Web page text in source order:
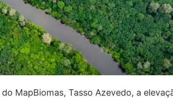
MapBiomas, Tasso Azevedo, a